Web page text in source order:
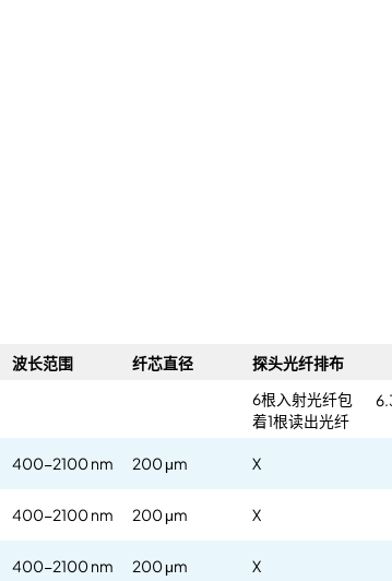
波长范围 纤芯直径 探头光纤排布
6根入射光纤包
着1根读出光纤
400-2100 nm 200 μm X
400-2100 nm 200 μm X
400-2100 nm 200 μm X